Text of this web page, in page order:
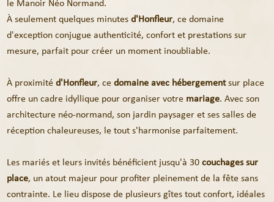
le Manoir Néo Normand.
À seulement quelques minutesd'Honfleur, ce domaine
d'exception conjugue authenticité, confort et prestations sur
mesure, parfait pour créer un moment inoubliable.
À proximitéd'Honfleur, cedomaine avec hébergementsur place
offre un cadre idyllique pour organiser votre mariage. Avec son
architecture néo-normand, son jardin paysager et ses salles de
réception chaleureuses, le tout s'harmonise parfaitement.
Les mariés et leurs invités bénéficient jusqu'à 30couchages sur
place, un atout majeur pour profiter pleinement de la fête sans
contrainte. Le lieu dispose de plusieurs gîtes tout confort, idéales